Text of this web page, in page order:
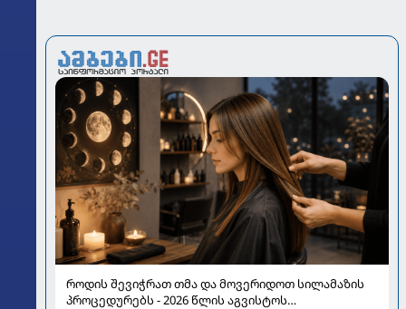
როდის შევიჭრათ თმა და მოვერიდოთ სილამაზის
პროცედურებს - 2026 წლის აგვისტოს